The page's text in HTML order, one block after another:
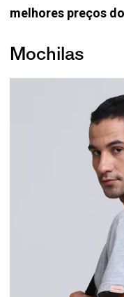
melhores preços
Mochilas